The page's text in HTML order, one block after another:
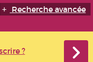
Recherche avancée
?